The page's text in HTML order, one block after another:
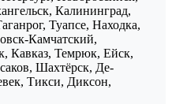
Калининград,
Туапсе, Находка,
Камчатский,
Кавказ, Темрюк, Ейск,
Шахтёрск, Де-
Тикси, Диксон,